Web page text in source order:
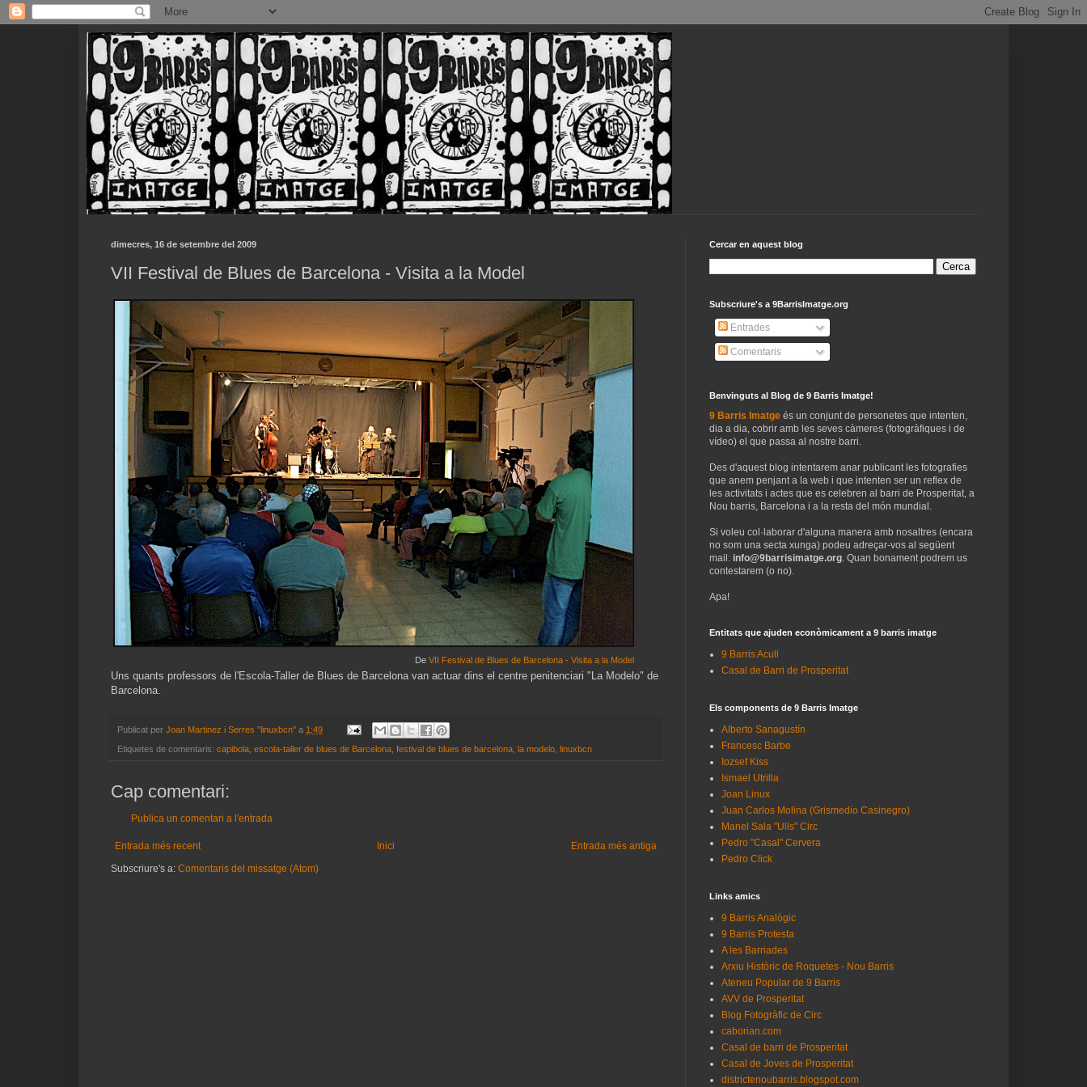
dimecres, 16 de setembre del 2009
VII Festival de Blues de Barcelona - Visita a la Model
De VII Festival de Blues de Barcelona - Visita a la Model
Uns quants professors de l'Escola-Taller de Blues de Barcelona van actuar dins el centre penitenciari "La Modelo" de
Barcelona.
Publicat per Joan Martinez i Serres "linuxbcn" a 1:49
Etiquetes de comentaris: capibola escola-taller de blues de Barcelona festival de blues de barcelona la modelo linuxbcn
Cap comentari:
Publica un comentari a l'entrada
Entrada més recent Entrada més antiga
Inici
Subscriure's a: Comentaris del missatge (Atom)
Cercar en aquest blog
Subscriure's a 9BarrisImatge.org
Entrades
Comentaris
Benvinguts al Blog de 9 Barris Imatge!
9 Barris Imatge és un conjunt de personetes que intenten,
dia a dia, cobrir amb les seves càmeres (fotogràfiques i de
vídeo) el que passa al nostre barri.
Des d'aquest blog intentarem anar publicant les fotografies
que anem penjant a la web i que intenten ser un reflex de
les activitats i actes que es celebren al barri de Prosperitat, a
Nou barris, Barcelona i a la resta del món mundial.
Si voleu col·laborar d'alguna manera amb nosaltres (encara
no som una secta xunga) podeu adreçar-vos al següent
mail: info@9barrisimatge.org. Quan bonament podrem us
contestarem (o no).
Apa!
Entitats que ajuden econòmicament a 9 barris imatge
9 Barris Acull
Casal de Barri de Prosperitat
Els components de 9 Barris Imatge
Alberto Sanagustín
Francesc Barbe
Iozsef Kiss
Ismael Utrilla
Joan Linux
Juan Carlos Molina (Grismedio Casinegro)
Manel Sala "Ulls" Circ
Pedro "Casal" Cervera
Pedro Click
Links amics
9 Barris Analògic
9 Barris Protesta
A les Barriades
Arxiu Històric de Roquetes - Nou Barris
Ateneu Popular de 9 Barris
AVV de Prosperitat
Blog Fotogràfic de Circ
caborian.com
Casal de barri de Prosperitat
Casal de Joves de Prosperitat
districtenoubarris.blogspot.com